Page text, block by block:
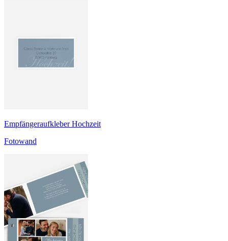
Empfängeraufkleber Hochzeit
Fotowand